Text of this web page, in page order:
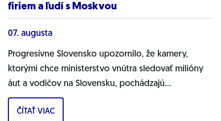
firiem a ľudí s Moskvou
07. augusta
Progresívne Slovensko upozornilo, že kamery,
ktorými chce ministerstvo vnútra sledovať milióny
áut a vodičov na Slovensku, pochádzajú
pravdepodobne z Ruska. Dnes hnutie prinieslo
dôkazy,...
ČÍTAŤ VIAC